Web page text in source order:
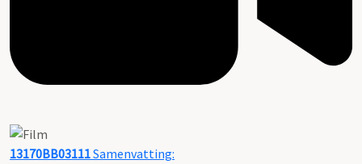
13170BB03111Samenvatting: